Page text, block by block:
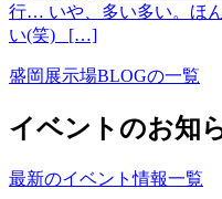
行… いや、多い多い。ほ
い(笑) […]
盛岡展示場BLOGの一覧
イベントのお知
最新のイベント情報一覧